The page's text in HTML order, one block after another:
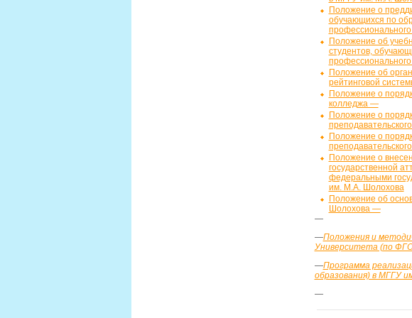
Положение о
обучающихся по
Положение об
студентов,
Положение об
рейтинговой
Положение о
колледжа —
Положение о
Положение о
Положение о
государственной
федеральными
им. М.А. Шолохова
Положение об
Шолохова —
—
—Положения и
Университета (по
—Программа
образования) в МГГУ
—